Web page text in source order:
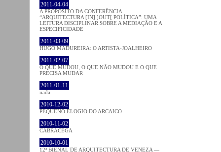
2011-04-04
A PROPÓSITO DA CONFERÊNCIA
“ARQUITECTURA [IN] ]OUT[ POLÍTICA”: UMA
LEITURA DISCIPLINAR SOBRE A MEDIAÇÃO E A
ESPECIFICIDADE
2011-03-09
HUGO MADUREIRA: O ARTISTA-JOALHEIRO
2011-02-07
O QUE MUDOU, O QUE NÃO MUDOU E O QUE
PRECISA MUDAR
2011-01-11
nada
2010-12-02
PEQUENO ELOGIO DO ARCAICO
2010-11-02
CABRACEGA
2010-10-01
12ª BIENAL DE ARQUITECTURA DE VENEZA —